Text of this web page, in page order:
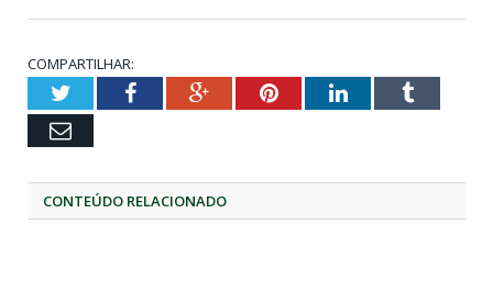
COMPARTILHAR:
TwitterFacebookGoogle+PinterestLinkedInTumblr
Email
CONTEÚDO RELACIONADO